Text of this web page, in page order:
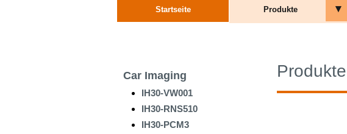
Startseite Produkte ▾
Car Imaging
IH30-VW001
IH30-RNS510
IH30-PCM3
Produkte